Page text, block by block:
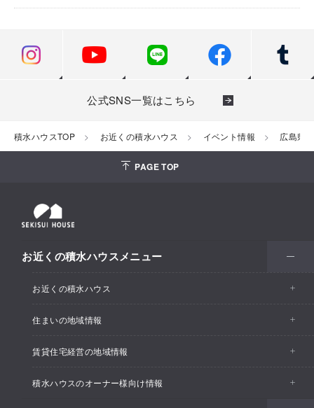
公式SNS一覧はこちら
積水ハウスTOP お近くの積水ハウス イベント情報 広島県
PAGE TOP
お近くの積水ハウスメニュー
お近くの積水ハウス
お近くの積水ハウストップ
住まいの地域情報
イベント情報
住宅展示場・ショールーム情報
賃貸住宅経営の地域情報
イベント情報
積水ハウスのオーナー様向け情報